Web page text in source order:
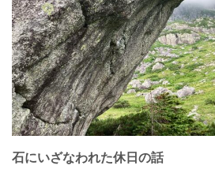
石にいざなわれた休日の話